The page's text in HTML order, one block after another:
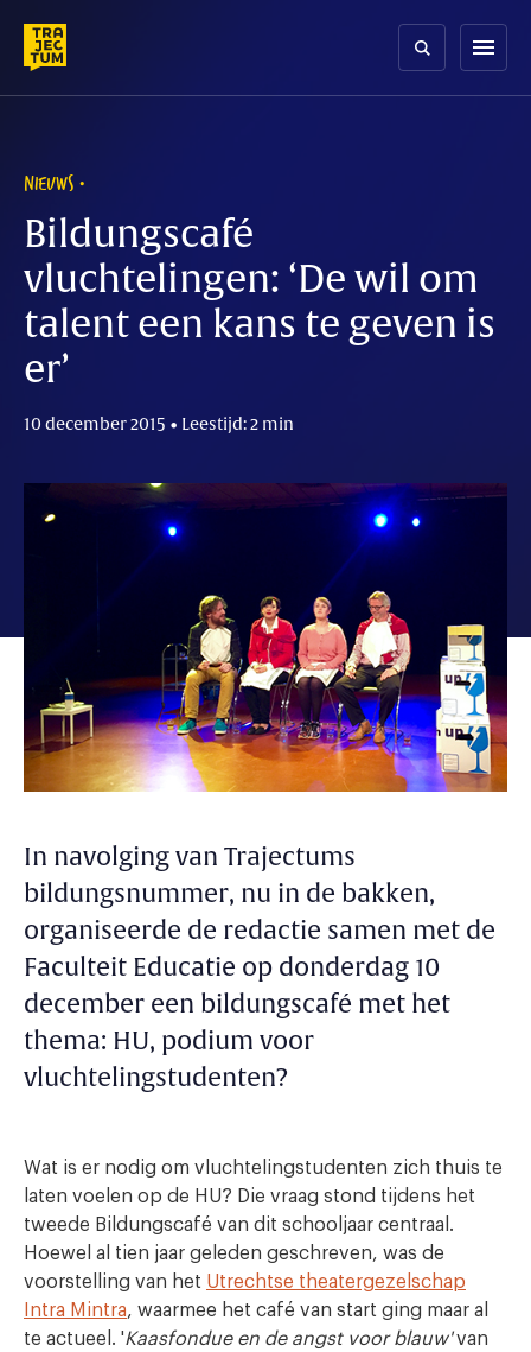
content
menu
NIEUWS
Bildungscafé
vluchtelingen: ‘De wil om
talent een kans te geven is
er’
10 december 2015 • Leestijd: 2 min
In navolging van Trajectums
bildungsnummer, nu in de bakken,
organiseerde de redactie samen met de
Faculteit Educatie op donderdag 10
december een bildungscafé met het
thema: HU, podium voor
vluchtelingstudenten?
Wat is er nodig om vluchtelingstudenten zich thuis te
laten voelen op de HU? Die vraag stond tijdens het
tweede Bildungscafé van dit schooljaar centraal.
Hoewel al tien jaar geleden geschreven, was de
voorstelling van het Utrechtse theatergezelschap
Intra Mintra, waarmee het café van start ging maar al
te actueel. 'Kaasfondue en de angst voor blauw'van